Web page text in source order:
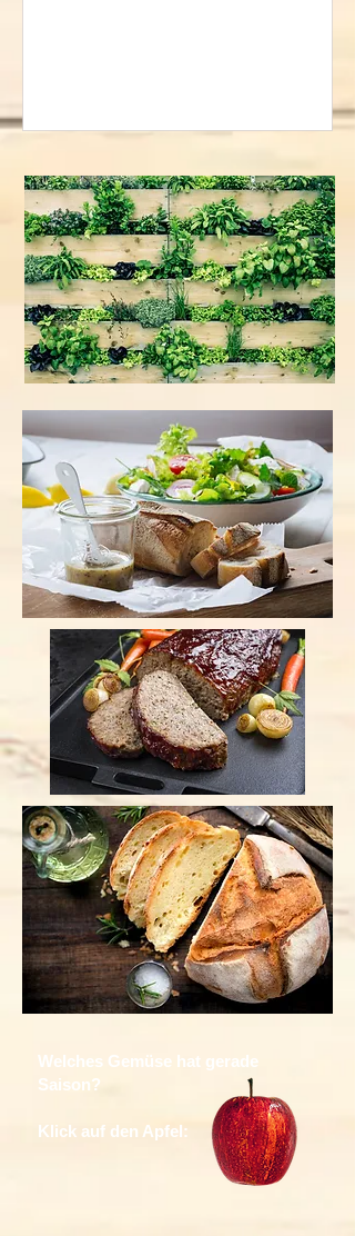
Kartoffeln einmal anders
Welches Gemüse hat gerade
Saison?
Klick auf den Apfel: